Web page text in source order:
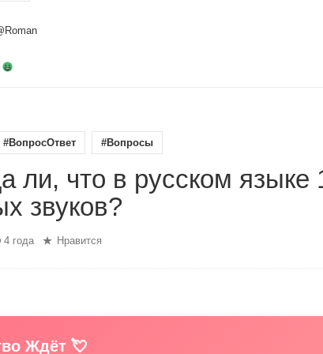
#ВопросОтвет #Вопросы
ли, что в русском языке
звуков?
4 года Нравится
Ждёт 💘